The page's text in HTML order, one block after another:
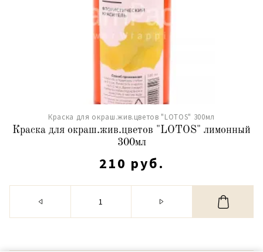
Краска для окраш.жив.цветов "LOTOS" 300мл
Краска для окраш.жив.цветов "LOTOS" лимонный
300мл
210 руб.